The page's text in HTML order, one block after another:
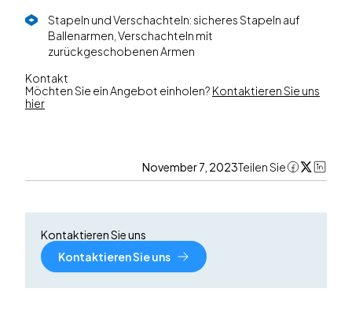
Stapeln und Verschachteln: sicheres Stapeln auf
Ballenarmen, Verschachteln mit
zurückgeschobenen Armen
Kontakt
Möchten Sie ein Angebot einholen? Kontaktieren Sie uns
hier
November 7, 2023Teilen Sie
Kontaktieren Sie uns
Kontaktieren Sie uns